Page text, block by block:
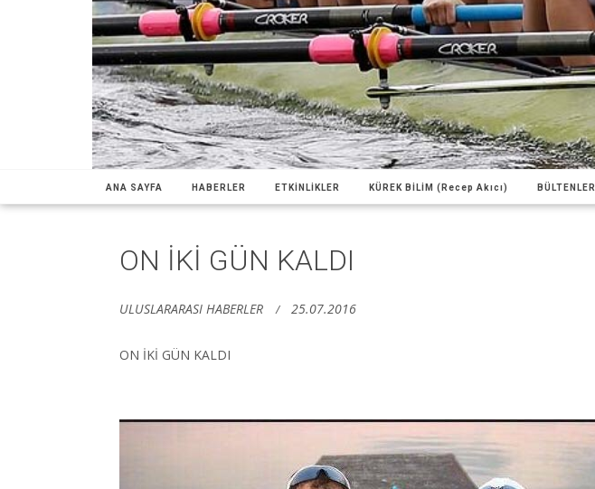
ANA SAYFA HABERLER ETKİNLİKLER KÜREK BİLİM (Recep Akıcı) BÜLTENLER
ON İKİ GÜN KALDI
ULUSLARARASI HABERLER 25.07.2016
ON İKİ GÜN KALDI